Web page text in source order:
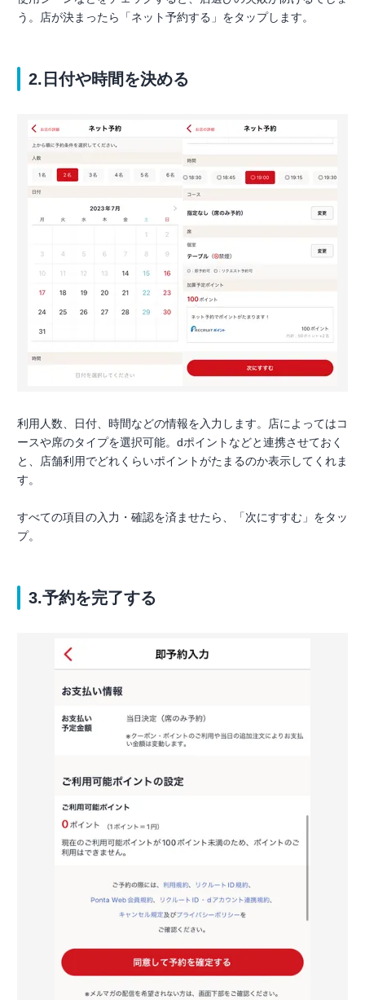
う。店が決まったら「ネット予約する」をタップします。
2.日付や時間を決める
利用人数、日付、時間などの情報を入力します。店によってはコ
ースや席のタイプを選択可能。dポイントなどと連携させておく
と、店舗利用でどれくらいポイントがたまるのか表示してくれま
す。
すべての項目の入力・確認を済ませたら、「次にすすむ」をタッ
プ。
3.予約を完了する